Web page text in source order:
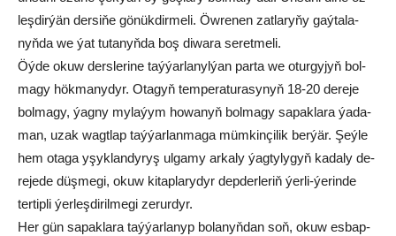
leş­dir­ýän der­si­ňe gö­nük­dir­me­li. Öw­re­nen zat­la­ry­ňy gaý­ta­la­
nyň­da we ýat tu­ta­nyň­da boş di­wa­ra se­ret­me­li.
Öý­de okuw ders­le­ri­ne taý­ýar­la­nyl­ýan par­ta we otur­gy­jyň bol­
ma­gy hök­ma­ny­dyr. Ota­gyň tem­pe­ra­tu­ra­sy­nyň 18-20 de­re­je
bol­ma­gy, ýag­ny my­la­ýym ho­wa­nyň bol­ma­gy sa­pak­la­ra ýa­da­
man, uzak wagt­lap taý­ýar­lan­ma­ga müm­kin­çi­lik ber­ýär. Şeý­le
hem ota­ga yşyk­lan­dy­ryş ul­ga­my ar­ka­ly ýag­ty­ly­gyň ka­da­ly de­
re­je­de düş­me­gi, okuw ki­tap­la­ry­dyr dep­der­le­riň ýer­li-ýe­rin­de
ter­tip­li ýer­leş­di­ril­me­gi ze­rur­dyr.
Her gün sa­pak­la­ra taý­ýar­la­nyp bo­la­nyň­dan soň, okuw es­bap­